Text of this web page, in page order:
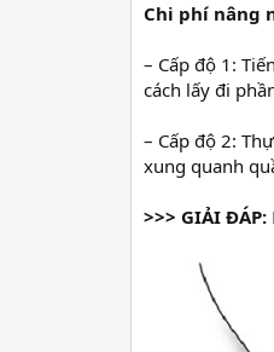
Chi phí nâng
– Cấp độ 1:
cách lấy đi
– Cấp độ 2:
xung quanh
>>> GIẢI ĐÁP: